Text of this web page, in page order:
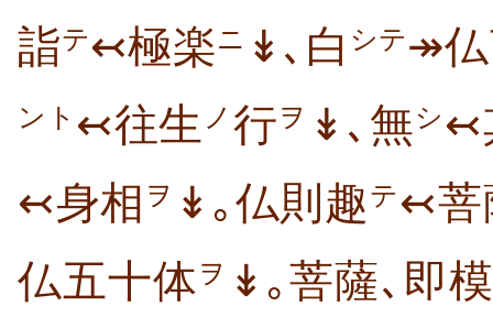
詣テ↢極楽ニ ↡､白 シテ↠
ント ↢往生 ノ 行ヲ ↡､無シ ↢
↢身相 ヲ ↡｡仏則趣テ ↢菩
仏五十体ヲ ↡｡菩薩､即模